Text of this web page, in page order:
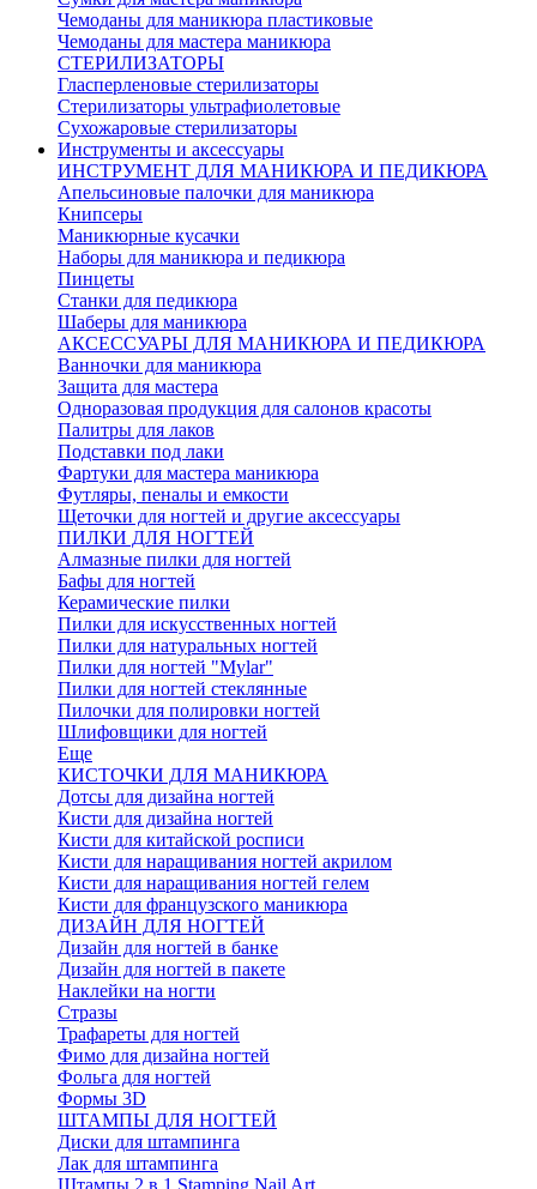
Чемоданы для маникюра пластиковые
Чемоданы для мастера маникюра
СТЕРИЛИЗАТОРЫ
Гласперленовые стерилизаторы
Стерилизаторы ультрафиолетовые
Сухожаровые стерилизаторы
Инструменты и аксессуары
ИНСТРУМЕНТ ДЛЯ МАНИКЮРА И ПЕДИКЮРА
Апельсиновые палочки для маникюра
Книпсеры
Маникюрные кусачки
Наборы для маникюра и педикюра
Пинцеты
Станки для педикюра
Шаберы для маникюра
АКСЕССУАРЫ ДЛЯ МАНИКЮРА И ПЕДИКЮРА
Ванночки для маникюра
Защита для мастера
Одноразовая продукция для салонов красоты
Палитры для лаков
Подставки под лаки
Фартуки для мастера маникюра
Футляры, пеналы и емкости
Щеточки для ногтей и другие аксессуары
ПИЛКИ ДЛЯ НОГТЕЙ
Алмазные пилки для ногтей
Бафы для ногтей
Керамические пилки
Пилки для искусственных ногтей
Пилки для натуральных ногтей
Пилки для ногтей "Mylar"
Пилки для ногтей стеклянные
Пилочки для полировки ногтей
Шлифовщики для ногтей
Еще
КИСТОЧКИ ДЛЯ МАНИКЮРА
Дотсы для дизайна ногтей
Кисти для дизайна ногтей
Кисти для китайской росписи
Кисти для наращивания ногтей акрилом
Кисти для наращивания ногтей гелем
Кисти для французского маникюра
ДИЗАЙН ДЛЯ НОГТЕЙ
Дизайн для ногтей в банке
Дизайн для ногтей в пакете
Наклейки на ногти
Стразы
Трафареты для ногтей
Фимо для дизайна ногтей
Фольга для ногтей
Формы 3D
ШТАМПЫ ДЛЯ НОГТЕЙ
Диски для штампинга
Лак для штампинга
Штампы 2 в 1 Stamping Nail Art